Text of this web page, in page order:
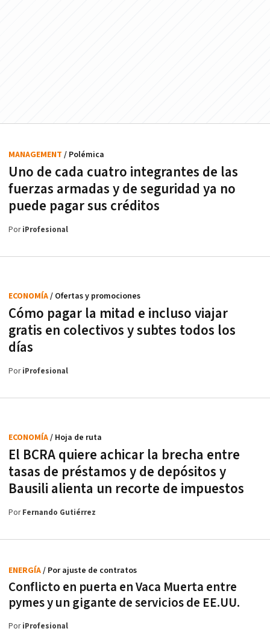
Uno de cada cuatro integrantes de las
fuerzas armadas y de seguridad ya no
puede pagar sus créditos
MANAGEMENT / Polémica
PoriProfesional
Cómo pagar la mitad e incluso viajar
gratis en colectivos y subtes todos los
días
ECONOMÍA/ Ofertas y promociones
PoriProfesional
El BCRA quiere achicar la brecha entre
tasas de préstamos y de depósitos y
Bausili alienta un recorte de impuestos
ECONOMÍA/ Hoja de ruta
PorFernando Gutiérrez
Conflicto en puerta en Vaca Muerta entre
pymes y un gigante de servicios de EE.UU.
ENERGÍA/ Por ajuste de contratos
PoriProfesional